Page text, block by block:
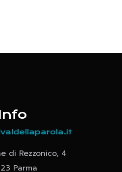
di Rezzonico, 4
Parma